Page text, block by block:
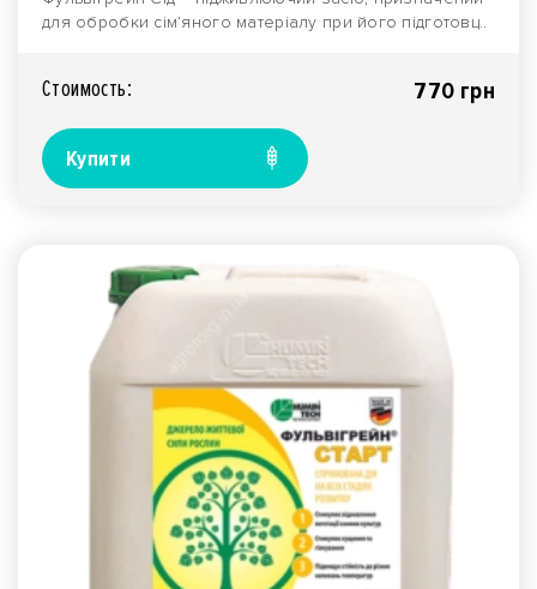
для обробки сім’яного матеріалу при його підготовц..
Стоимость: 770 грн
Купити